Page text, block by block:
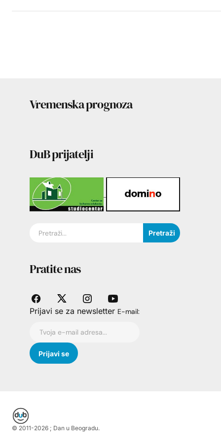
Vremenska prognoza
DuB prijatelji
Pretraži
Pratite nas
Prijavi se za newsletter E-mail:
© 2011-2026 ; Dan u Beogradu.